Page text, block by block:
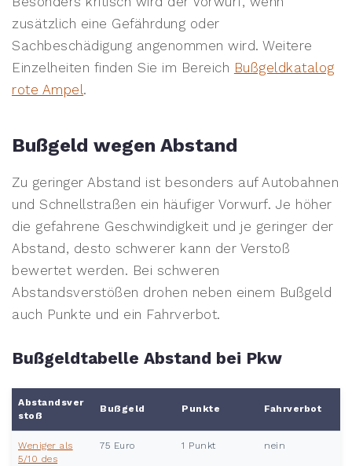
zusätzlich eine Gefährdung oder
Sachbeschädigung angenommen wird. Weitere
Einzelheiten finden Sie im Bereich Bußgeldkatalog
rote Ampel.
Bußgeld wegen Abstand
Zu geringer Abstand ist besonders auf Autobahnen
und Schnellstraßen ein häufiger Vorwurf. Je höher
die gefahrene Geschwindigkeit und je geringer der
Abstand, desto schwerer kann der Verstoß
bewertet werden. Bei schweren
Abstandsverstößen drohen neben einem Bußgeld
auch Punkte und ein Fahrverbot.
Bußgeldtabelle Abstand bei Pkw
Abstandsver
stoß
Bußgeld Punkte Fahrverbot
Weniger als
5/10 des
75 Euro 1 Punkt nein